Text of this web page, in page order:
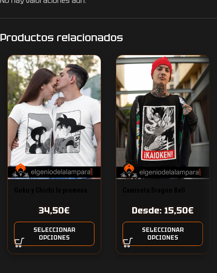
Productos relacionados
camisetas34,50€
SELECCIONAR
OPCIONES
Desde: 15,50€
SELECCIONAR
OPCIONES